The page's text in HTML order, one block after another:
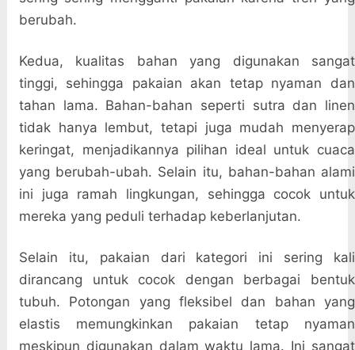
berubah.
Kedua, kualitas bahan yang digunakan sangat
tinggi, sehingga pakaian akan tetap nyaman dan
tahan lama. Bahan-bahan seperti sutra dan linen
tidak hanya lembut, tetapi juga mudah menyerap
keringat, menjadikannya pilihan ideal untuk cuaca
yang berubah-ubah. Selain itu, bahan-bahan alami
ini juga ramah lingkungan, sehingga cocok untuk
mereka yang peduli terhadap keberlanjutan.
Selain itu, pakaian dari kategori ini sering kali
dirancang untuk cocok dengan berbagai bentuk
tubuh. Potongan yang fleksibel dan bahan yang
elastis memungkinkan pakaian tetap nyaman
meskipun digunakan dalam waktu lama. Ini sangat